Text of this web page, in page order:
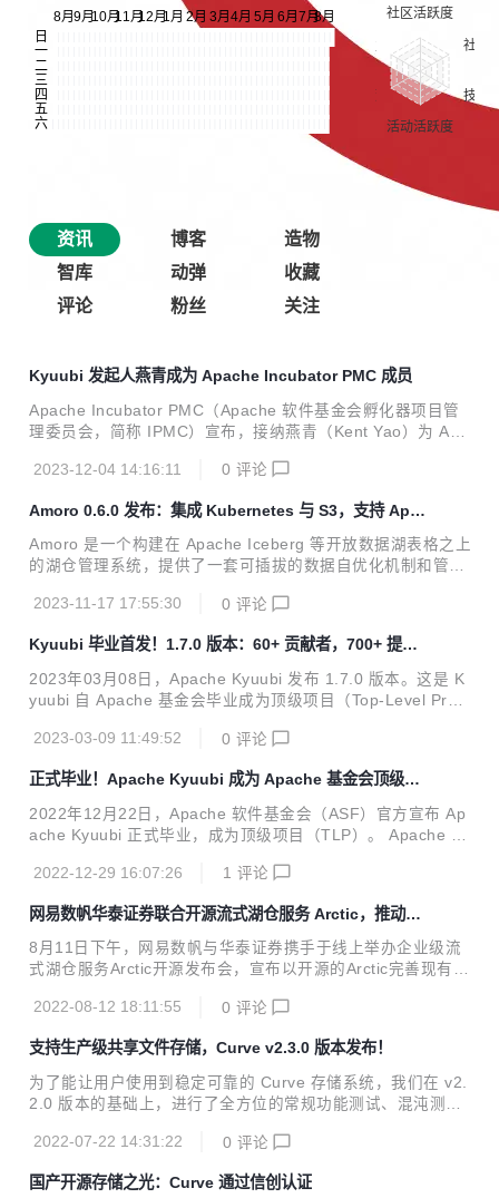
资讯 博客
造物
智库
动弹
收藏
评论
粉丝 关注
Kyuubi 发起人燕青成为 Apache Incubator PMC 成员
Apache Incubator PMC（Apache 软件基金会孵化器项目管
理委员会，简称 IPMC）宣布，接纳燕青（Kent Yao）为 Apa
基金会孵化的表决。
2023-12-04 14:16:11 0 评论
Amoro 0.6.0 发布：集成 Kubernetes 与 S3，支持 Apa
che Paimon
Amoro 是一个构建在 Apache Iceberg 等开放数据湖表格之上
的湖仓管理系统，提供了一套可插拔的数据自优化机制和管理
1 月 07 日，Amoro 0.6.0 版本正式更新发布！这个版本在 0.
和稳定性，推荐各位用户和开发者升级到这个版本。在这次版
本更新中，来自社区的 21 位贡献者付出了 118 次提交，感谢
每位社区小伙伴的贡献！ 01 重要更新 1.Kubernetes 集成 支
持通过 Kubernetes 部署 AMS 和 Optimizer。 2....
2023-11-17 17:55:30 0 评论
Kyuubi 毕业首发！1.7.0 版本：60+ 贡献者，700+ 提
交！
2023年03月08日，Apache Kyuubi 发布 1.7.0 版本。这是 K
yuubi 自 Apache 基金会毕业成为顶级项目（Top-Level Proje
版本发布由来自社区的 63 位贡献者参与完成了 700 多次提
于 Spark 3.1, 3.2 和 3.3 做了充分验证, 初步支持即将发布的
3.4 基于 Flink 1.14, 1.15 和 1.16 做了充分验证 新增 Trino
接入协议 (实验特性) 新增 Spark 血缘插件 (实验...
2023-03-09 11:49:52 0 评论
正式毕业！Apache Kyuubi 成为 Apache 基金会顶级项
目！
2022年12月22日，Apache 软件基金会（ASF）官方宣布 Ap
ache Kyuubi 正式毕业，成为顶级项目（TLP）。 Apache Ky
供无服务器SQL。 项目最初由网易数帆开发并于2018年开
2年11月通过投票，在12月顺利毕业，成为 Apache 基金会顶
级开源项目！ Apache Kyuubi 简介 Apache Kyuubi 在各种现
代计算框架之上建立了分布式SQL查询引擎，例如 Apache S
2022-12-29 16:07:26 1 评论
网易数帆华泰证券联合开源流式湖仓服务 Arctic，推动湖
仓一体落地
8月11日下午，网易数帆与华泰证券携手于线上举办企业级流
式湖仓服务Arctic开源发布会，宣布以开源的Arctic完善现有数
规范割裂带来的低效和成本浪费，推动湖仓一体、流批融合落
e Iceberg之上的流式湖仓服务（Streaming LakeHouse Serv
ice）。通过 Arctic，用户可以在 Flink、Spark、Trino 等引擎
上实现更加优化的 CDC、流式更新、OLAP 等功能， 结合数
场景；...
2022-08-12 18:11:55 0 评论
支持生产级共享文件存储，Curve v2.3.0 版本发布！
为了能让用户使用到稳定可靠的 Curve 存储系统，我们在 v2.
2.0 版本的基础上，进行了全方位的常规功能测试、混沌测
urveFS 文件存储上线到网易内部业务生产环境，经过一段时
https://github.com/opencurve/curve/releases/tag/v2.3.0-rc
2022-07-22 14:31:22 0 评论
国产开源存储之光：Curve 通过信创认证